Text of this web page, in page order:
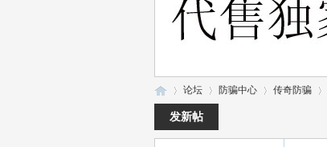
论坛 防骗中心 传奇防骗
发新帖